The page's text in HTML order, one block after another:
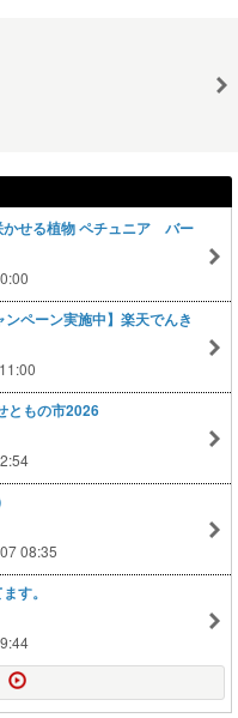
かせる植物 ペチュニア バー
ンペーン実施中】楽天でんき
ともの市2026
08:35
す。